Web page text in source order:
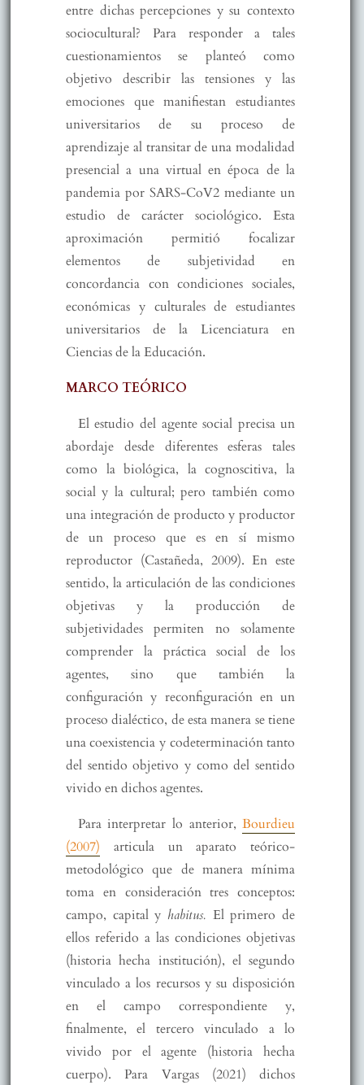
entre dichas percepciones y su contexto
sociocultural? Para responder a tales
cuestionamientos se planteó como
objetivo describir las tensiones y las
emociones que manifiestan estudiantes
universitarios de su proceso de
aprendizaje al transitar de una modalidad
presencial a una virtual en época de la
pandemia por SARS-CoV2 mediante un
estudio de carácter sociológico. Esta
aproximación permitió focalizar
elementos de subjetividad en
concordancia con condiciones sociales,
económicas y culturales de estudiantes
universitarios de la Licenciatura en
Ciencias de la Educación.
MARCO TEÓRICO
El estudio del agente social precisa un
abordaje desde diferentes esferas tales
como la biológica, la cognoscitiva, la
social y la cultural; pero también como
una integración de producto y productor
de un proceso que es en sí mismo
reproductor (Castañeda, 2009). En este
sentido, la articulación de las condiciones
objetivas y la producción de
subjetividades permiten no solamente
comprender la práctica social de los
agentes, sino que también la
configuración y reconfiguración en un
proceso dialéctico, de esta manera se tiene
una coexistencia y codeterminación tanto
del sentido objetivo y como del sentido
vivido en dichos agentes.
Para interpretar lo anterior,Bourdieu
(2007) articula un aparato teórico-
metodológico que de manera mínima
toma en consideración tres conceptos:
campo, capital y habitus. El primero de
ellos referido a las condiciones objetivas
(historia hecha institución), el segundo
vinculado a los recursos y su disposición
en el campo correspondiente y,
finalmente, el tercero vinculado a lo
vivido por el agente (historia hecha
cuerpo). Para Vargas (2021) dichos